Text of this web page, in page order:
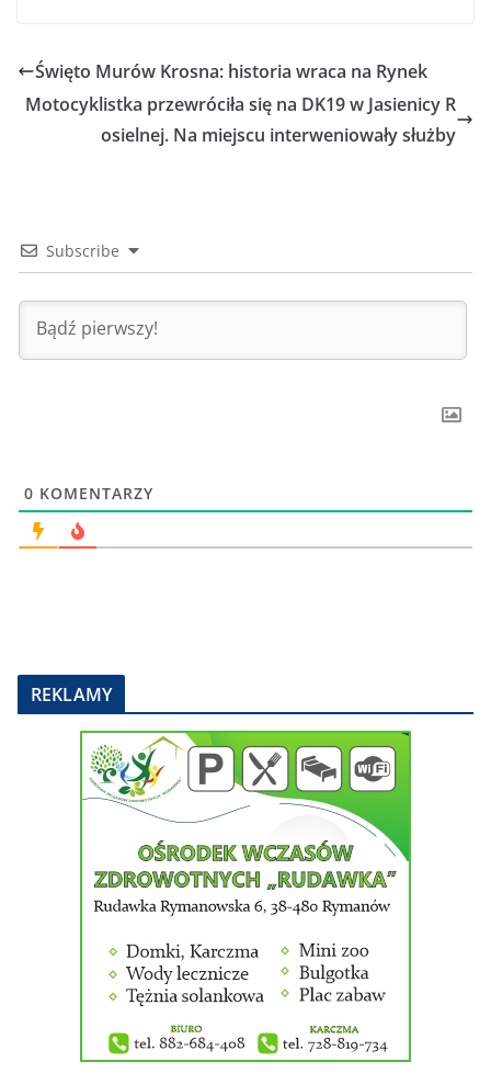
Święto Murów Krosna: historia wraca na Rynek
Motocyklistka przewróciła się na DK19 w Jasienicy R
osielnej. Na miejscu interweniowały służby
Subscribe
0 KOMENTARZY
REKLAMY